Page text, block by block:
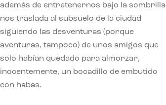
además de entretenernos bajo la sombrilla
nos traslada al subsuelo de la ciudad
siguiendo las desventuras (porque
aventuras, tampoco) de unos amigos que
solo habían quedado para almorzar,
inocentemente, un bocadillo de embutido
con habas.